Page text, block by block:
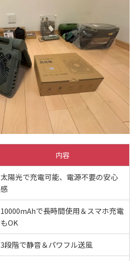
内容
太陽光で充電可能、電源不要の安心
感
10000mAhで長時間使用＆スマホ充電
もOK
3段階で静音＆パワフル送風